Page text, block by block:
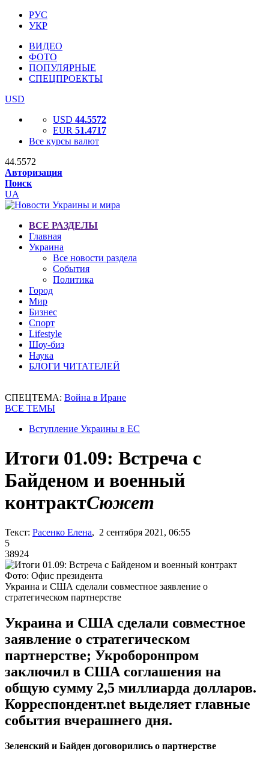
РУС
УКР
ВИДЕО
ФОТО
ПОПУЛЯРНЫЕ
СПЕЦПРОЕКТЫ
USD
USD 44.5572
EUR 51.4717
Все курсы валют
44.5572
Авторизация
Поиск
UA
ВСЕ РАЗДЕЛЫ
Главная
Украина
Все новости раздела
События
Политика
Город
Мир
Бизнес
Спорт
Lifestyle
Шоу-биз
Наука
БЛОГИ ЧИТАТЕЛЕЙ
СПЕЦТЕМА: Война в Иране
ВСЕ ТЕМЫ
Вступление Украины в ЕС
Итоги 01.09: Встреча с
Байденом и военный
контрактСюжет
Текст: Расенко Елена, 2 сентября 2021, 06:55
5
38924
Фото: Офис президента
Украина и США сделали совместное заявление о
стратегическом партнерстве
Украина и США сделали совместное
заявление о стратегическом
партнерстве; Укроборонпром
заключил в США соглашения на
общую сумму 2,5 миллиарда долларов.
Корреспондент.net выделяет главные
события вчерашнего дня.
Зеленский и Байден договорились о партнерстве